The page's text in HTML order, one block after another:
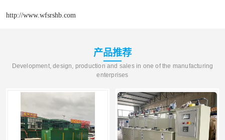
http://www.wfsrshb.com
产品推荐
Development, design, production and sales in one of the manufacturing
enterprises